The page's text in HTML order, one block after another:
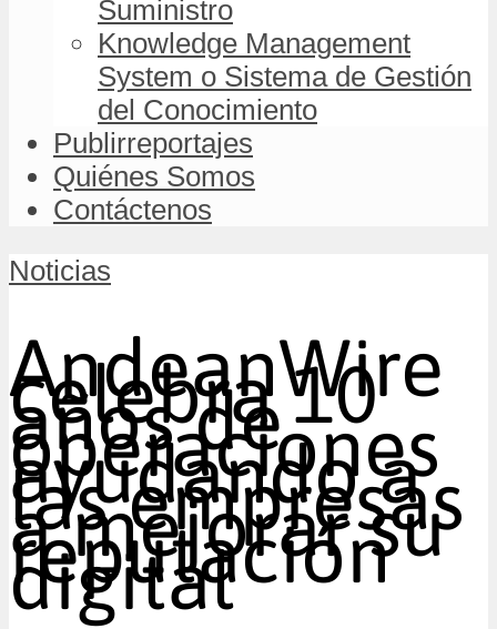
Suministro
Knowledge Management
System o Sistema de Gestión
del Conocimiento
Publirreportajes
Quiénes Somos
Contáctenos
Noticias
AndeanWire
celebra 10
años de
operaciones
ayudando a
las empresas
a mejorar su
reputación
digital